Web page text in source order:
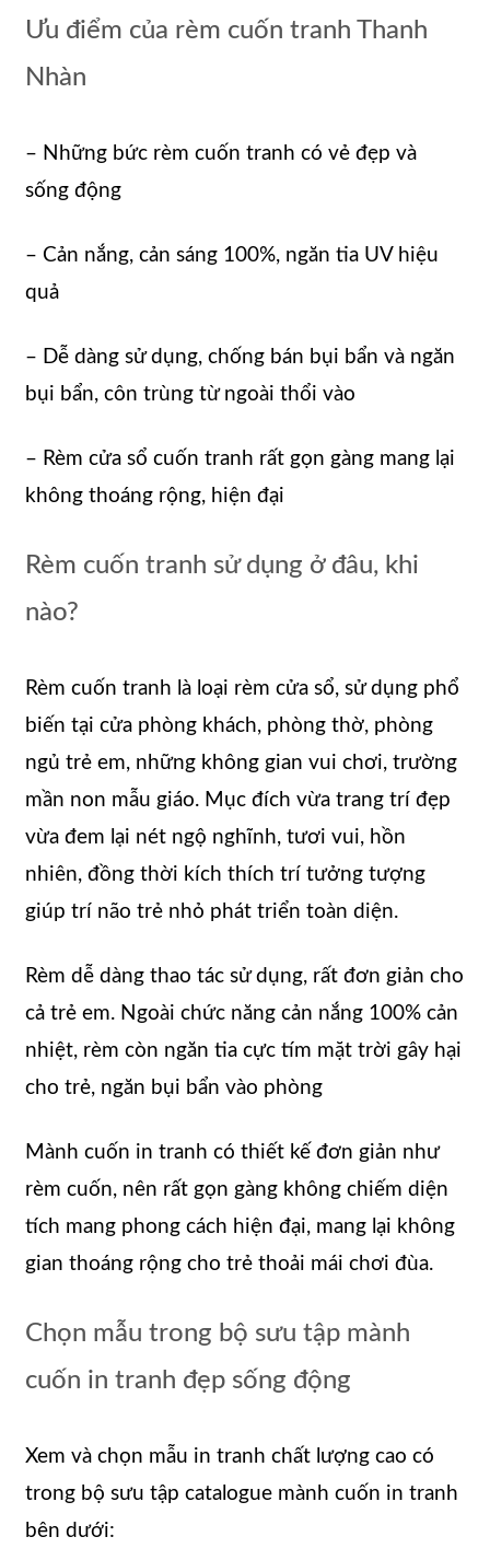
Ưu điểm của rèm cuốn tranh Thanh
Nhàn
– Những bức rèm cuốn tranh có vẻ đẹp và
sống động
– Cản nắng, cản sáng 100%, ngăn tia UV hiệu
quả
– Dễ dàng sử dụng, chống bán bụi bẩn và ngăn
bụi bẩn, côn trùng từ ngoài thổi vào
– Rèm cửa sổ cuốn tranh rất gọn gàng mang lại
không thoáng rộng, hiện đại
Rèm cuốn tranh sử dụng ở đâu, khi
nào?
Rèm cuốn tranh là loại rèm cửa sổ, sử dụng phổ
biến tại cửa phòng khách, phòng thờ, phòng
ngủ trẻ em, những không gian vui chơi, trường
mần non mẫu giáo. Mục đích vừa trang trí đẹp
vừa đem lại nét ngộ nghĩnh, tươi vui, hồn
nhiên, đồng thời kích thích trí tưởng tượng
giúp trí não trẻ nhỏ phát triển toàn diện.
Rèm dễ dàng thao tác sử dụng, rất đơn giản cho
cả trẻ em. Ngoài chức năng cản nắng 100% cản
nhiệt, rèm còn ngăn tia cực tím mặt trời gây hại
cho trẻ, ngăn bụi bẩn vào phòng
Mành cuốn in tranh có thiết kế đơn giản như
rèm cuốn, nên rất gọn gàng không chiếm diện
tích mang phong cách hiện đại, mang lại không
gian thoáng rộng cho trẻ thoải mái chơi đùa.
Chọn mẫu trong bộ sưu tập mành
cuốn in tranh đẹp sống động
Xem và chọn mẫu in tranh chất lượng cao có
trong bộ sưu tập catalogue mành cuốn in tranh
bên dưới: